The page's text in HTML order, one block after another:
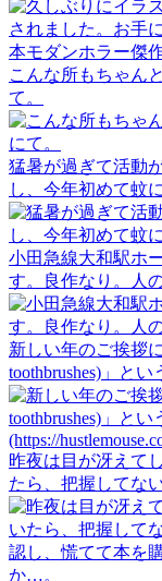
こんな所もちゃん
て。
猛暑が過ぎて活動
し、今年初めて蚊
小田急線大和駅ホ
す。良作なり。人
新しい年のご挨拶
toothbrushes)」とい
昨夜は目が冴えて
たら、把握してな